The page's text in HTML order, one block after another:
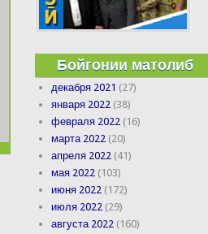
Бойгонии матолиб
декабря 2021 (27)
января 2022 (38)
февраля 2022 (16)
марта 2022 (20)
апреля 2022 (41)
мая 2022 (103)
июня 2022 (172)
июля 2022 (29)
августа 2022 (160)